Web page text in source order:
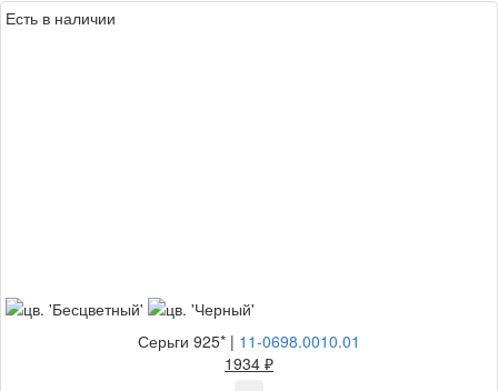
Есть в наличии
Серьги 925* | 11-0698.0010.01
1934 ₽